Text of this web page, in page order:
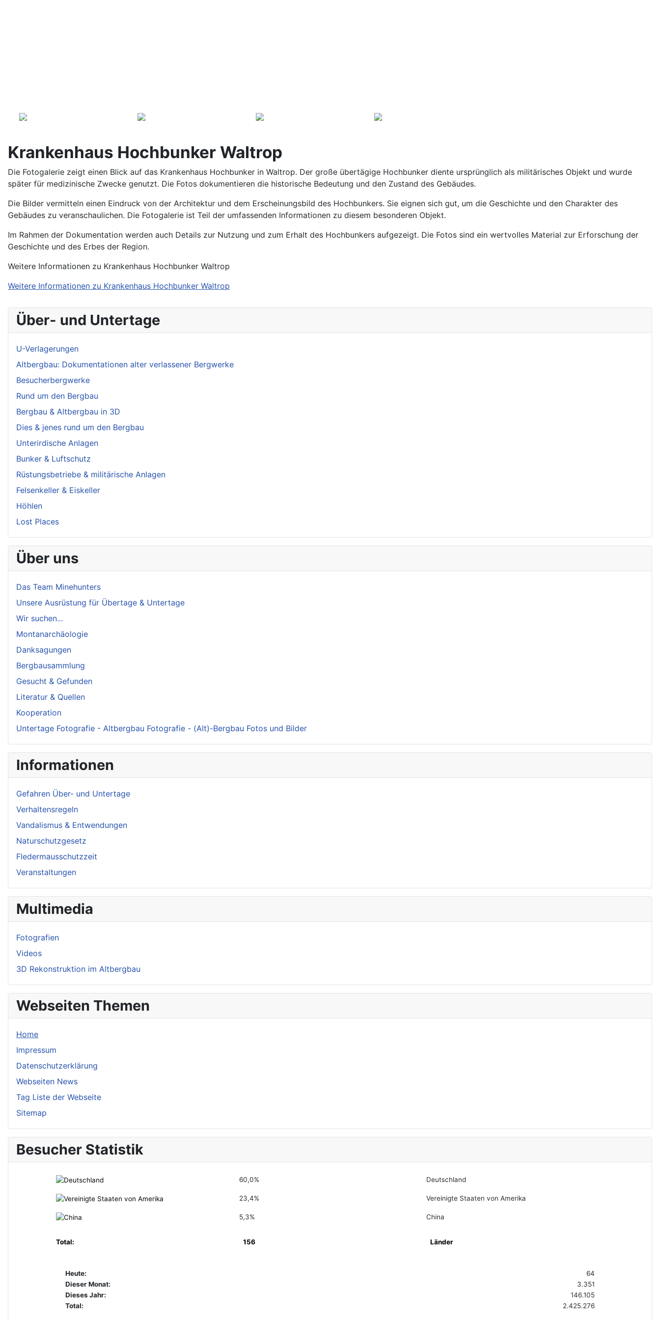
Krankenhaus Hochbunker Waltrop
Die Fotogalerie zeigt einen Blick auf das Krankenhaus Hochbunker in Waltrop. Der große übertägige Hochbunker diente ursprünglich als militärisches Objekt und wurde
später für medizinische Zwecke genutzt. Die Fotos dokumentieren die historische Bedeutung und den Zustand des Gebäudes.
Die Bilder vermitteln einen Eindruck von der Architektur und dem Erscheinungsbild des Hochbunkers. Sie eignen sich gut, um die Geschichte und den Charakter des
Gebäudes zu veranschaulichen. Die Fotogalerie ist Teil der umfassenden Informationen zu diesem besonderen Objekt.
Im Rahmen der Dokumentation werden auch Details zur Nutzung und zum Erhalt des Hochbunkers aufgezeigt. Die Fotos sind ein wertvolles Material zur Erforschung der
Geschichte und des Erbes der Region.
Weitere Informationen zu Krankenhaus Hochbunker Waltrop
Weitere Informationen zu Krankenhaus Hochbunker Waltrop
Über- und Untertage
U-Verlagerungen
Altbergbau: Dokumentationen alter verlassener Bergwerke
Besucherbergwerke
Rund um den Bergbau
Bergbau & Altbergbau in 3D
Dies & jenes rund um den Bergbau
Unterirdische Anlagen
Bunker & Luftschutz
Rüstungsbetriebe & militärische Anlagen
Felsenkeller & Eiskeller
Höhlen
Lost Places
Über uns
Das Team Minehunters
Unsere Ausrüstung für Übertage & Untertage
Wir suchen...
Montanarchäologie
Danksagungen
Bergbausammlung
Gesucht & Gefunden
Literatur & Quellen
Kooperation
Untertage Fotografie - Altbergbau Fotografie - (Alt)-Bergbau Fotos und Bilder
Informationen
Gefahren Über- und Untertage
Verhaltensregeln
Vandalismus & Entwendungen
Naturschutzgesetz
Fledermausschutzzeit
Veranstaltungen
Multimedia
Fotografien
Videos
3D Rekonstruktion im Altbergbau
Webseiten Themen
Home
Impressum
Datenschutzerklärung
Webseiten News
Tag Liste der Webseite
Sitemap
Besucher Statistik
60,0% Deutschland
23,4% Vereinigte Staaten von Amerika
5,3% China
Total: 156 Länder
Heute:
64
Dieser Monat:
3.351
Dieses Jahr:
146.105
Total:
2.425.276